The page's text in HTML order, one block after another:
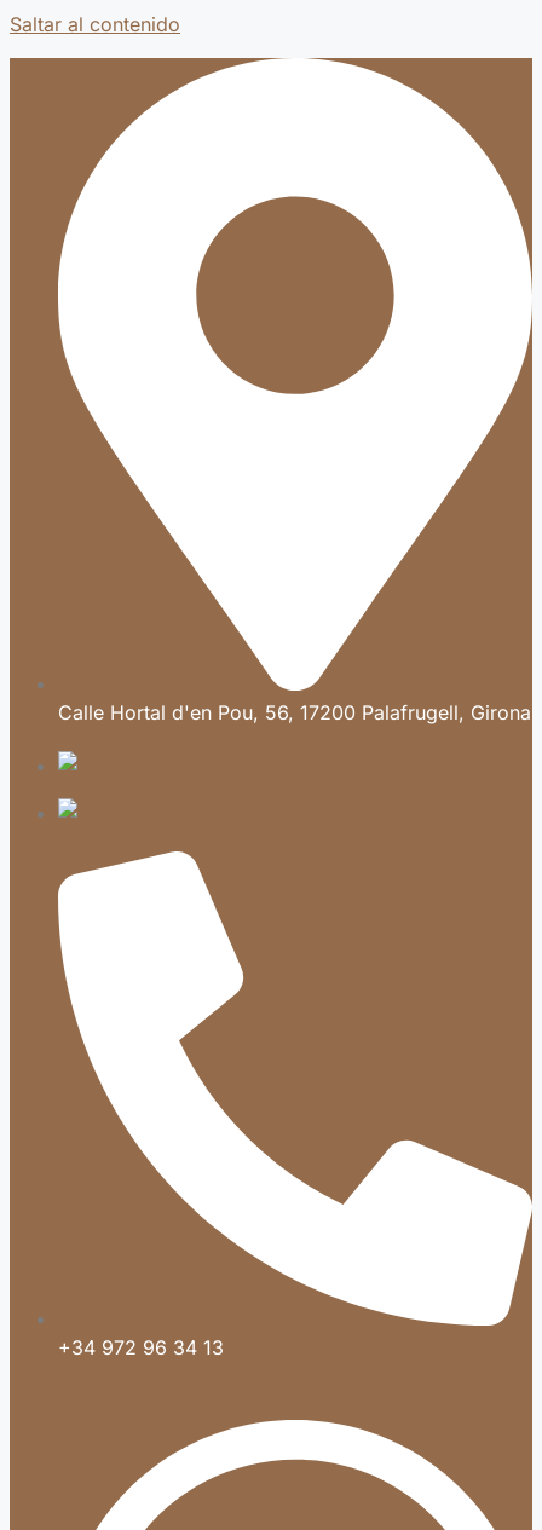
Saltar al contenido
Calle Hortal d'en Pou, 56, 17200 Palafrugell, Girona
+34 972 96 34 13